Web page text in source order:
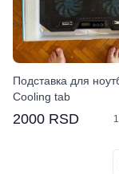
Подставка для
Cooling tab
2000 RSD